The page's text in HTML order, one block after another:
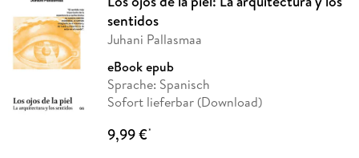
sentidos
Juhani Pallasmaa
eBook epub
Sprache: Spanisch
Sofort lieferbar (Download)
9,99 €*